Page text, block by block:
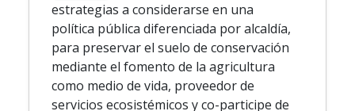
estrategias a considerarse en una
política pública diferenciada por alcaldía,
para preservar el suelo de conservación
mediante el fomento de la agricultura
como medio de vida, proveedor de
servicios ecosistémicos y co-participe de